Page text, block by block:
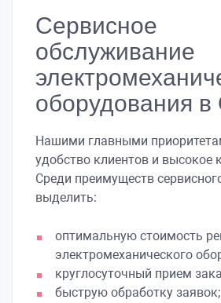
Сервисное
обслуживание
оборудования в
Нашими главными
удобство клиентов и высокое
Среди преимуществ
выделить:
оптимальную стоимость
электромеханического
круглосуточный прием
быструю обработку заявок;